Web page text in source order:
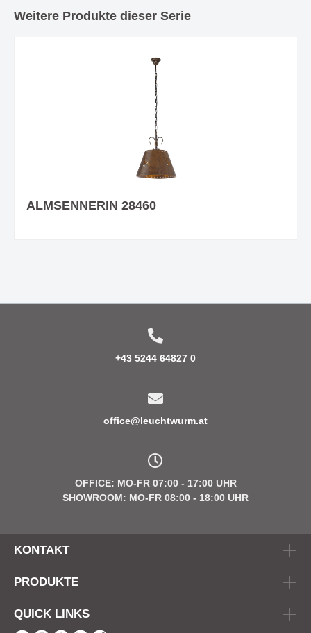
Weitere Produkte dieser Serie
ALMSENNERIN 28460
+43 5244 64827 0
office@leuchtwurm.at
OFFICE: MO-FR 07:00 - 17:00 UHR
SHOWROOM: MO-FR 08:00 - 18:00 UHR
KONTAKT
PRODUKTE
QUICK LINKS